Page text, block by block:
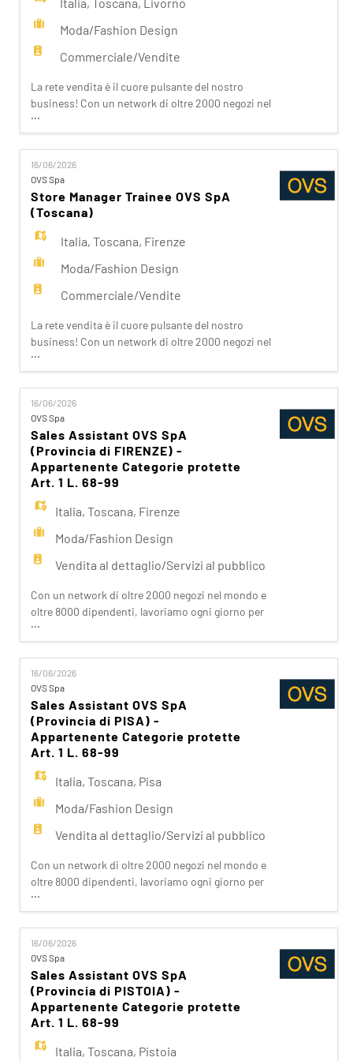
Moda/Fashion Design
Commerciale/Vendite
La rete vendita è il cuore pulsante del nostro
business! Con un network di oltre 2000 negozi nel
mondo e una presenza capillare in Italia, siamo
vicini ai nostri clienti ispirandoli nei loro acquisti.
Da noi trovano accoglienza, cortesia, passione.
Se stai cercando un'opportunità che ti apra le
porte del Fashion Retail e che sappia soddisfare
...
16/06/2026
OVS Spa
Store Manager Trainee OVS SpA
(Toscana)
Italia,Toscana, Firenze
Moda/Fashion Design
Commerciale/Vendite
La rete vendita è il cuore pulsante del nostro
business! Con un network di oltre 2000 negozi nel
mondo e una presenza capillare in Italia, siamo
vicini ai nostri clienti ispirandoli nei loro acquisti.
Da noi trovano accoglienza, cortesia, passione.
Se stai cercando un'opportunità che ti apra le
porte del Fashion Retail e che sappia soddisfare
...
16/06/2026
OVS Spa
Sales Assistant OVS SpA
(Provincia di FIRENZE) -
Appartenente Categorie protette
Art. 1 L. 68-99
Italia,Toscana, Firenze
Moda/Fashion Design
Vendita al dettaglio/Servizi al pubblico
Con un network di oltre 2000 negozi nel mondo e
oltre 8000 dipendenti, lavoriamo ogni giorno per
realizzare la nostra mission di rendere il bello
accessibile a tutti. Facciamo la differenza per i
nostri clienti attraverso i brand del nostro gruppo:
OVS, OVS Kids, UPIM, Blukids, Goldenpoint, Shaka,
Croff, Les Copains, Stefanel. Ogni giorno
prepariam
...
16/06/2026
OVS Spa
Sales Assistant OVS SpA
(Provincia di PISA) -
Appartenente Categorie protette
Art. 1 L. 68-99
Italia,Toscana, Pisa
Moda/Fashion Design
Vendita al dettaglio/Servizi al pubblico
Con un network di oltre 2000 negozi nel mondo e
oltre 8000 dipendenti, lavoriamo ogni giorno per
realizzare la nostra mission di rendere il bello
accessibile a tutti. Facciamo la differenza per i
nostri clienti attraverso i brand del nostro gruppo:
OVS, OVS Kids, UPIM, Blukids, Goldenpoint, Shaka,
Croff, Les Copains, Stefanel. Ogni giorno
prepariam
...
16/06/2026
OVS Spa
Sales Assistant OVS SpA
(Provincia di PISTOIA) -
Appartenente Categorie protette
Art. 1 L. 68-99
Italia,Toscana, Pistoia